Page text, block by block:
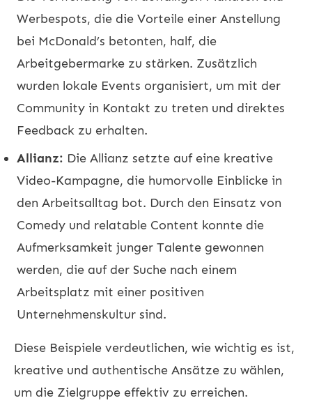
Werbespots, die die Vorteile einer Anstellung
bei McDonald’s betonten, half, die
Arbeitgebermarke zu stärken. Zusätzlich
wurden lokale Events organisiert, um mit der
Community in Kontakt zu treten und direktes
Feedback zu erhalten.
Allianz: Die Allianz setzte auf eine kreative
Video-Kampagne, die humorvolle Einblicke in
den Arbeitsalltag bot. Durch den Einsatz von
Comedy und relatable Content konnte die
Aufmerksamkeit junger Talente gewonnen
werden, die auf der Suche nach einem
Arbeitsplatz mit einer positiven
Unternehmenskultur sind.
Diese Beispiele verdeutlichen, wie wichtig es ist,
kreative und authentische Ansätze zu wählen,
um die Zielgruppe effektiv zu erreichen.